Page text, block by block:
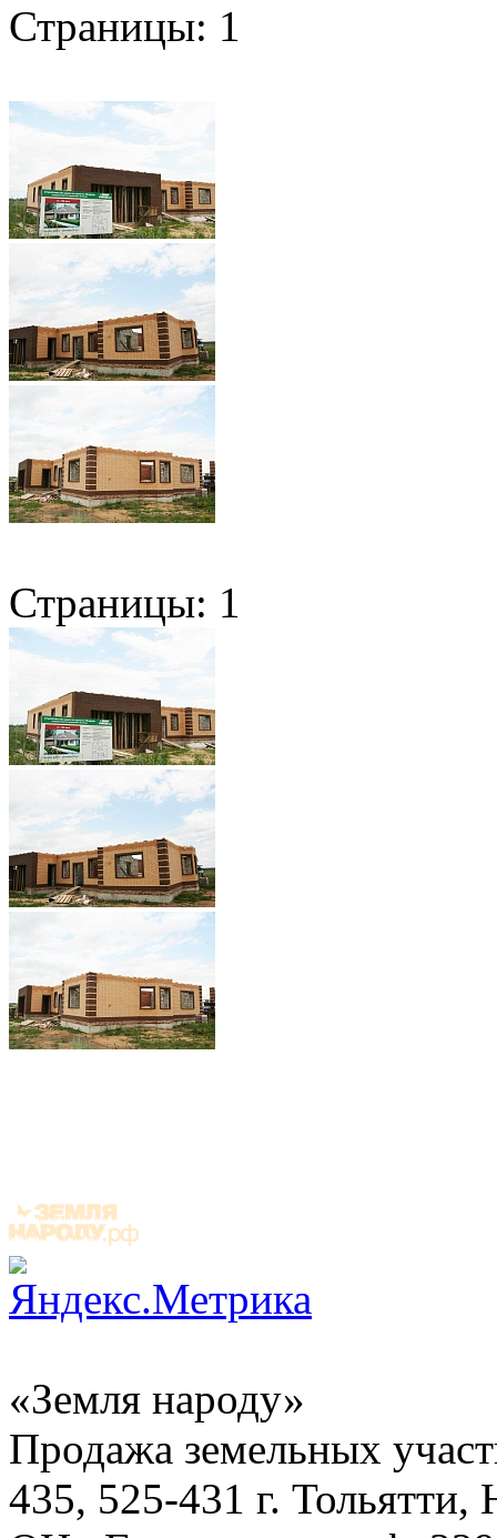
Страницы: 1
Страницы: 1
«Земля народу»
Продажа земельных
435, 525-431 г.